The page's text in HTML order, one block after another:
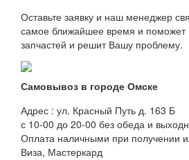
Оставьте заявку и наш менеджер
самое ближайшее время и
запчастей и решит Вашу проблему.
Самовывоз в городе Омске
Адрес : ул. Красный Путь д. 163 Б
с 10-00 до 20-00 без обеда и
Оплата наличными при получении
Виза, Мастеркард